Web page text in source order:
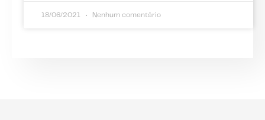
18/06/2021 Nenhum comentário